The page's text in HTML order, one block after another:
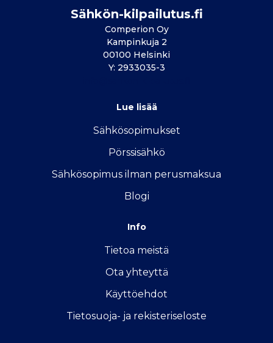
Sähkön-kilpailutus.fi
Comperion Oy
Kampinkuja 2
00100 Helsinki
Y: 2933035-3
Lue lisää
Sähkösopimukset
Pörssisähkö
Sähkösopimus ilman perusmaksua
Blogi
Info
Tietoa meistä
Ota yhteyttä
Käyttöehdot
Tietosuoja- ja rekisteriseloste